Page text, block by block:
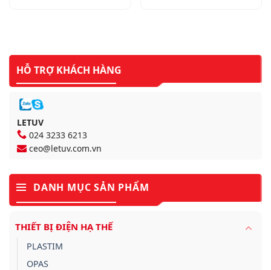
HỖ TRỢ KHÁCH HÀNG
LETUV
024 3233 6213
ceo@letuv.com.vn
DANH MỤC SẢN PHẨM
THIẾT BỊ ĐIỆN HẠ THẾ
PLASTIM
OPAS